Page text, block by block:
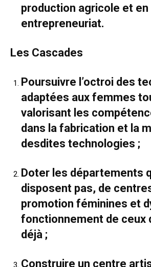
production agricole et en
entrepreneuriat.
Les Cascades
Poursuivre l’octroi des
adaptées aux femmes
valorisant les
dans la fabrication et la
desdites technologies ;
Doter les départements
disposent pas, de
promotion féminines et
fonctionnement de ceux
déjà ;
Construire un centre